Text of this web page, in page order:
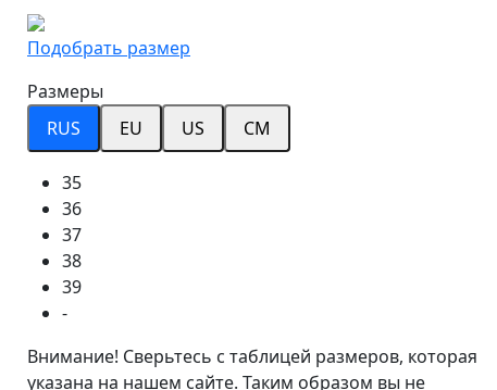
Подобрать размер
Размеры
RUS
EU US CM
35
36
37
38
39
-
Внимание! Сверьтесь с таблицей размеров, которая
указана на нашем сайте. Таким образом вы не